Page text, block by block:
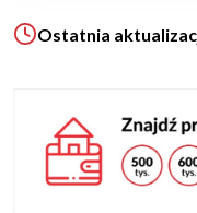
Ostatnia